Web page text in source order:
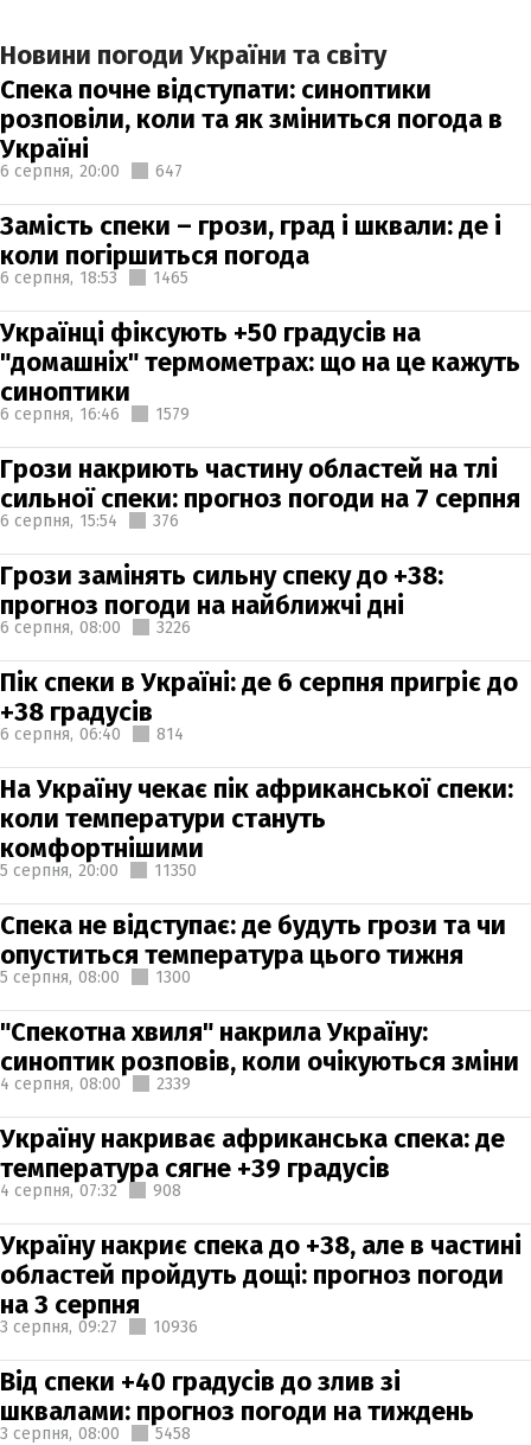
Новини погоди України та світу
Спека почне відступати: синоптики
розповіли, коли та як зміниться погода в
Україні
6 серпня, 20:00 647
Замість спеки – грози, град і шквали: де і
коли погіршиться погода
6 серпня, 18:53 1465
Українці фіксують +50 градусів на
"домашніх" термометрах: що на це кажуть
синоптики
6 серпня, 16:46 1579
Грози накриють частину областей на тлі
сильної спеки: прогноз погоди на 7 серпня
6 серпня, 15:54 376
Грози замінять сильну спеку до +38:
прогноз погоди на найближчі дні
6 серпня, 08:00 3226
Пік спеки в Україні: де 6 серпня пригріє до
+38 градусів
6 серпня, 06:40 814
На Україну чекає пік африканської спеки:
коли температури стануть
комфортнішими
5 серпня, 20:00 11350
Спека не відступає: де будуть грози та чи
опуститься температура цього тижня
5 серпня, 08:00 1300
"Спекотна хвиля" накрила Україну:
синоптик розповів, коли очікуються зміни
4 серпня, 08:00 2339
Україну накриває африканська спека: де
температура сягне +39 градусів
4 серпня, 07:32 908
Україну накриє спека до +38, але в частині
областей пройдуть дощі: прогноз погоди
на 3 серпня
3 серпня, 09:27 10936
Від спеки +40 градусів до злив зі
шквалами: прогноз погоди на тиждень
3 серпня, 08:00 5458